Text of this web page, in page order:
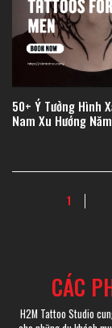
50+ Ý Tưởng Hình
Nam Xu Hướng
1
CÁC
H2M Tattoo Studio